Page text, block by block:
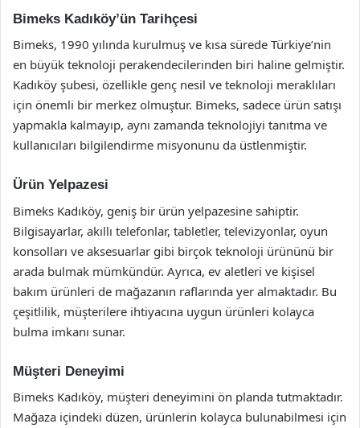
Bimeks Kadıköy’ün Tarihçesi
Bimeks, 1990 yılında kurulmuş ve kısa sürede Türkiye’nin
en büyük teknoloji perakendecilerinden biri haline gelmiştir.
Kadıköy şubesi, özellikle genç nesil ve teknoloji meraklıları
için önemli bir merkez olmuştur. Bimeks, sadece ürün satışı
yapmakla kalmayıp, aynı zamanda teknolojiyi tanıtma ve
kullanıcıları bilgilendirme misyonunu da üstlenmiştir.
Ürün Yelpazesi
Bimeks Kadıköy, geniş bir ürün yelpazesine sahiptir.
Bilgisayarlar, akıllı telefonlar, tabletler, televizyonlar, oyun
konsolları ve aksesuarlar gibi birçok teknoloji ürününü bir
arada bulmak mümkündür. Ayrıca, ev aletleri ve kişisel
bakım ürünleri de mağazanın raflarında yer almaktadır. Bu
çeşitlilik, müşterilere ihtiyacına uygun ürünleri kolayca
bulma imkanı sunar.
Müşteri Deneyimi
Bimeks Kadıköy, müşteri deneyimini ön planda tutmaktadır.
Mağaza içindeki düzen, ürünlerin kolayca bulunabilmesi için